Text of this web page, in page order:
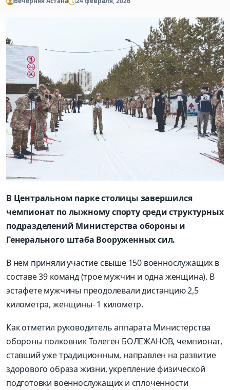
В Центральном парке столицы завершился
чемпионат по лыжному спорту среди структурных
подразделений Министерства обороны и
Генерального штаба Вооруженных сил.
В нем приняли участие свыше 150 военнослужащих в
составе 39 команд (трое мужчин и одна женщина). В
эстафете мужчины преодолевали дистанцию 2,5
километра, женщины- 1 километр.
Как отметил руководитель аппарата Министерства
обороны полковник Толеген БОЛЕЖАНОВ, чемпионат,
ставший уже традиционным, направлен на развитие
здорового образа жизни, укрепление физической
подготовки военнослужащих и сплоченности